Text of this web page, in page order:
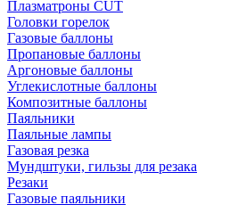
Плазматроны CUT
Головки горелок
Газовые баллоны
Пропановые баллоны
Аргоновые баллоны
Углекислотные баллоны
Композитные баллоны
Паяльники
Паяльные лампы
Газовая резка
Мундштуки, гильзы для резака
Резаки
Газовые паяльники